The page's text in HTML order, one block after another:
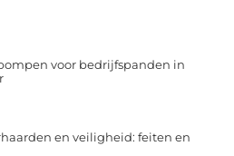
voor bedrijfspanden in
en veiligheid: feiten en